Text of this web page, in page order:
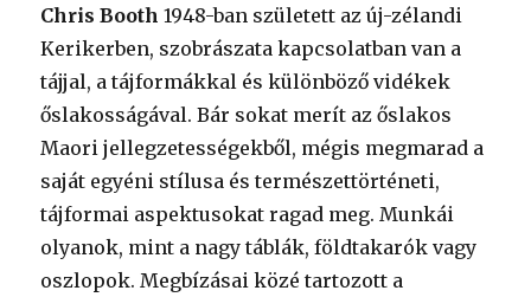
Chris Booth 1948-ban született az új-zélandi
Kerikerben, szobrászata kapcsolatban van a
tájjal, a tájformákkal és különböző vidékek
őslakosságával. Bár sokat merít az őslakos
Maori jellegzetességekből, mégis megmarad a
saját egyéni stílusa és természettörténeti,
tájformai aspektusokat ragad meg. Munkái
olyanok, mint a nagy táblák, földtakarók vagy
oszlopok. Megbízásai közé tartozott a